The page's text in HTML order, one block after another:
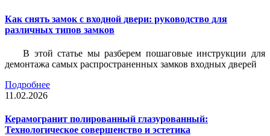
Как снять замок с входной двери: руководство для
различных типов замков
В этой статье мы разберем пошаговые инструкции для
демонтажа самых распространенных замков входных дверей
Подробнее
11.02.2026
Керамогранит полированный глазурованный:
Технологическое совершенство и эстетика